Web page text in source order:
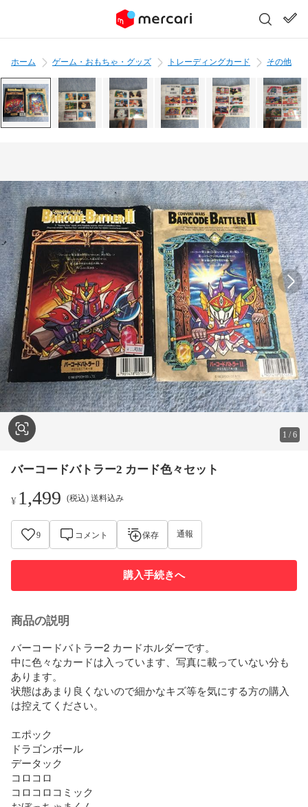
ホーム ゲーム・おもちゃ・グッズ トレーディングカード その他
1 /6
バーコードバトラー2 カード色々セット
¥ 1,499 (税込) 送料込み
9 コメント 保存 通報
購入手続きへ
商品の説明
バーコードバトラー2 カードホルダーです。
中に色々なカードは入っています、写真に載っていない分も
あります。
状態はあまり良くないので細かなキズ等を気にする方の購入
は控えてください。
エポック
ドラゴンボール
データック
コロコロ
コロコロコミック